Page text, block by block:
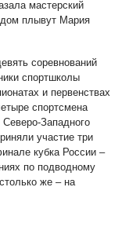
мастерский
плывут Мария
соревнований
спортшколы
и первенствах
спортсмена
Западного
участие три
кубка России –
по подводному
же – на